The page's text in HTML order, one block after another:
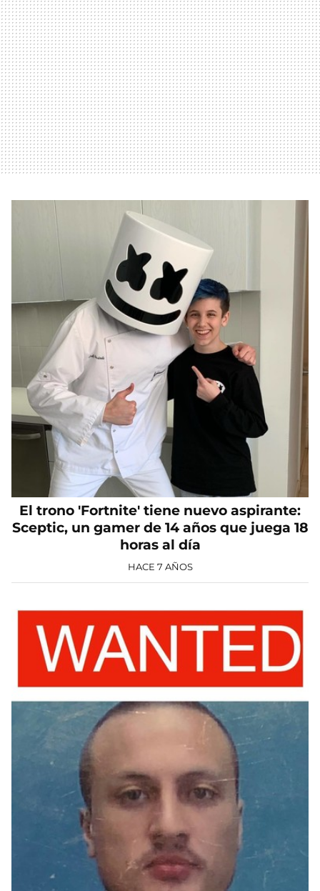
El trono 'Fortnite' tiene nuevo aspirante:
Sceptic, un gamer de 14 años que juega 18
horas al día
HACE 7 AÑOS